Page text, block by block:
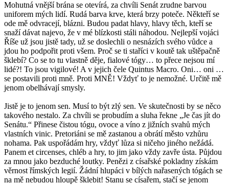
Mohutná vnější brána se otevírá, za chvíli Senát zrudne barvou
uniforem mých lidí. Rudá barva krve, která brzy poteče. Někteří se
ode mě odvracejí, blázni. Budou padat hlavy, hlavy těch, kteří se
snaží dávat najevo, že v mé blízkosti stáli náhodou. Nejlepší vojáci
Říše už jsou jistě tady, už se doslechli o nesnázích svého vůdce a
jdou ho podpořit proti všem. Proč se ti staříci v koutě tak uštěpačně
šklebí? Co se to tu vlastně děje, fialové tógy… to přece nejsou mí
lidé?! To jsou vigilové! A v jejich čele Quintus Macro. Oni… oni …
se postavili proti mně. Proti MNĚ! Vždyť to je nemožné. Určitě mě
jenom obelhávají smysly.
Jistě je to jenom sen. Musí to být zlý sen. Ve skutečnosti by se něco
takového nestalo. Za chvíli se probudím a sluha řekne „Je čas jít do
Senátu.“ Přinese čistou tógu, ovoce a víno z jižních svahů mých
vlastních vinic. Pretoriáni se mě zastanou a obrátí město vzhůru
nohama. Pak uspořádám hry, vždyť lůza si ničeho jiného nežádá.
Panem et circenses, chléb a hry, to jim jako vždy zavře ústa. Půjdou
za mnou jako bezduché loutky. Penězi z císařské pokladny získám
věrnost římských legií. Žádní hlupáci v bílých nařasených tógách se
na mě nebudou hloupě šklebit! Stanu se císařem, stačí se jenom